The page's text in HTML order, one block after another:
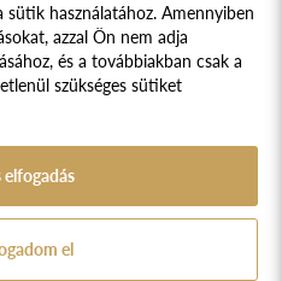
Adatvédelmi nyilatkozat
nyilatkozat
LAKITELEK. MINDEN JOG
sütik használatához. Amennyiben
azzal Ön nem adja
és a továbbiakban csak a
szükséges sütiket
elfogadás
el